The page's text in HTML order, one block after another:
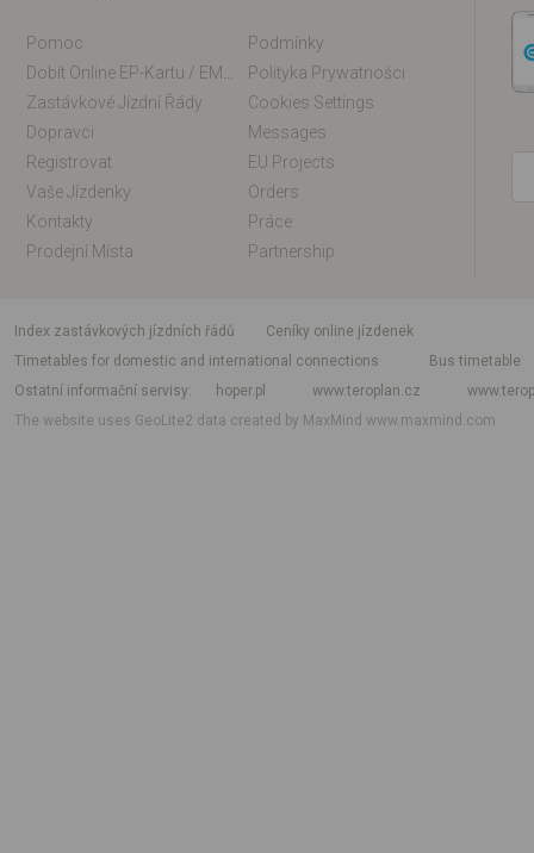
Pomoc
Podmínky
Polityka Prywatności
Zastávkové Jízdní Řády
Cookies Settings
Dopravci
Messages
Registrovat
EU Projects
Vaše Jízdenky
Orders
Kontakty
Práce
Prodejní Místa
Partnership
index zastávkových jízdních řádů
Ceníky online jízdenek
Timetables for domestic and international connections
Bus timetable
Ostatní informační servisy
hoper.pl www.teroplan.cz
The website uses GeoLite2 data created by MaxMindwww.maxmind.com